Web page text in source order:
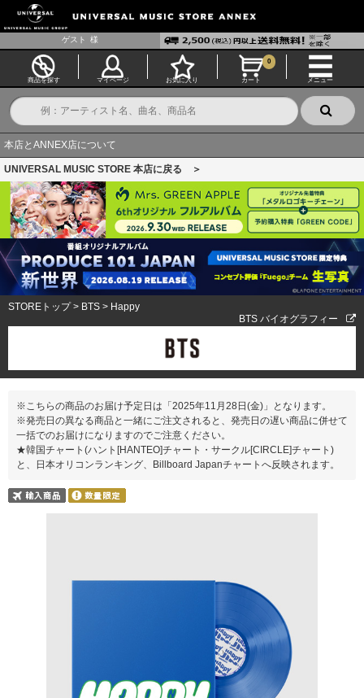
ゲスト 様
商品を探す マイページ お気に入り カート
0
メニュー
本店とANNEX店について
UNIVERSAL MUSIC STORE 本店に戻る ＞
STOREトップ> BTS > Happy
BTS バイオグラフィー
※こちらの商品のお届け予定日は「2025年11月28日(金)」となります。
※発売日の異なる商品と一緒にご注文されると、発売日の遅い商品に併せて
一括でのお届けになりますのでご注意ください。
★韓国チャート(ハント[HANTEO]チャート・サークル[CIRCLE]チャート)
と、日本オリコンランキング、Billboard Japanチャートへ反映されます。